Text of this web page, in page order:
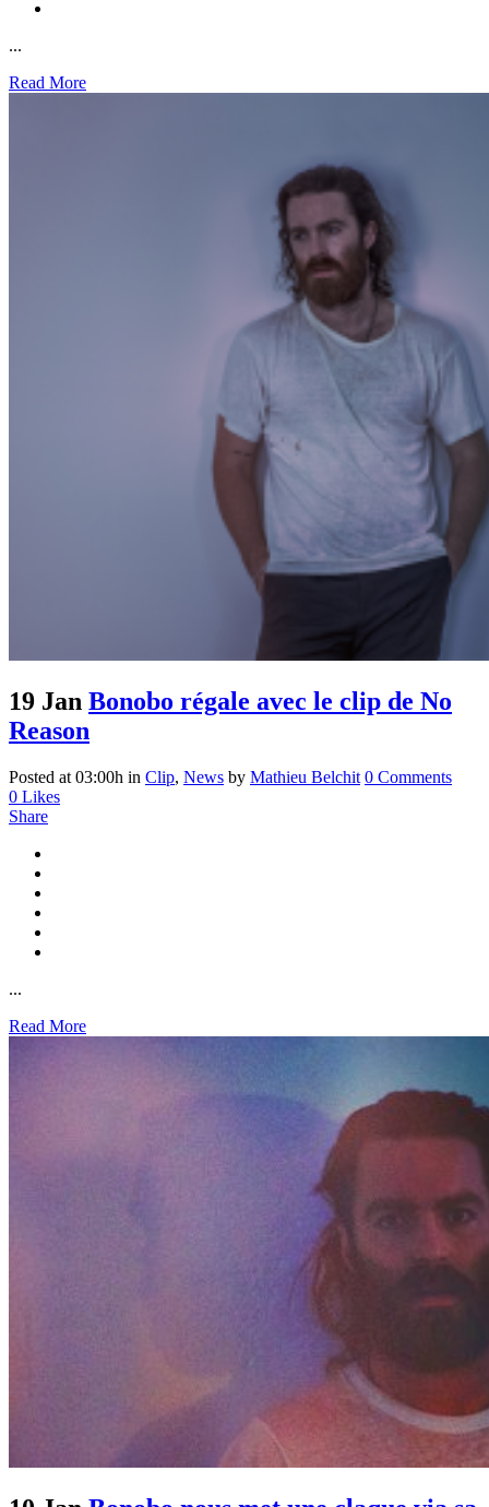
...
Read More
19 Jan Bonobo régale avec le clip de No
Reason
Posted at 03:00h in Clip, News by Mathieu Belchit 0 Comments
0 Likes
Share
...
Read More